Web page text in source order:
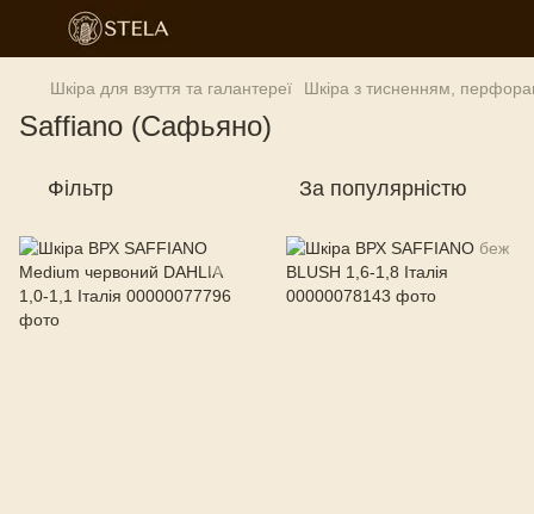
Шкіра для взуття та галантереї Шкіра з тисненням,
Saffiano (Сафьяно)
Фільтр За популярністю